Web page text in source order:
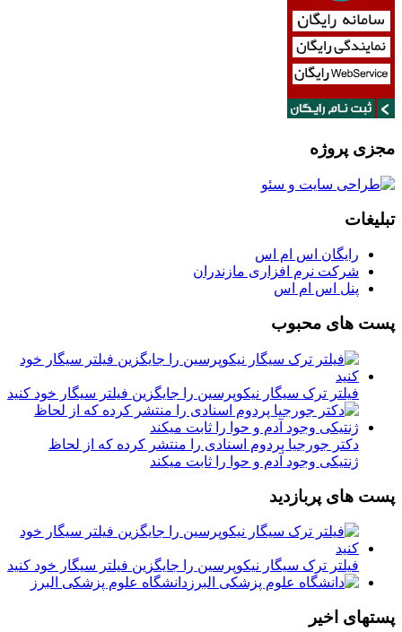
مجزی پروژه
تبلیغات
رایگان اس ام اس
شرکت نرم افزاری مازندران
پنل اس ام اس
پست های محبوب
فیلتر ترک سیگار نیکوپرسین را جایگزین فیلتر سیگار خود کنید
دکتر جورجیا پردوم اسنادی را منتشر کرده که از لحاظ
ژنتیکی وجود آدم و حوا را ثابت میکند
پست های پربازدید
فیلتر ترک سیگار نیکوپرسین را جایگزین فیلتر سیگار خود کنید
دانشگاه علوم پزشکی البرز
پستهای اخیر